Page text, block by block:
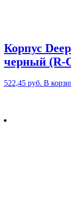
Корпус
черный (R-
522,45 руб. В